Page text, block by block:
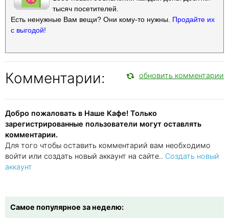
тысяч посетителей.
Есть ненужные Вам вещи? Они кому-то нужны. Продайте их
с выгодой!
Комментарии: обновить комментарии
Добро пожаловать в Наше Кафе! Только
зарегистрированные пользователи могут оставлять
комментарии.
Для того чтобы оставить комментарий вам необходимо
войти или создать новый аккаунт на сайте.. Создать новый
аккаунт
Самое популярное за неделю: